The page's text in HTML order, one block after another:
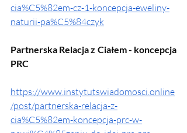
cia%C5%82em-cz-1-koncepcja-eweliny-
naturii-pa%C5%84czyk
Partnerska Relacja z Ciałem - koncepcja
PRC
https://www.instytutswiadomosci.online
/post/partnerska-relacja-z-
cia%C5%82em-koncepcja-prc-w-